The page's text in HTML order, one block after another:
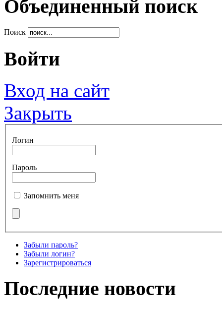
Объединенный поиск
Поиск
Войти
Вход на сайт
Закрыть
Логин
Пароль
Запомнить меня
Забыли пароль?
Забыли логин?
Зарегистрироваться
Последние новости